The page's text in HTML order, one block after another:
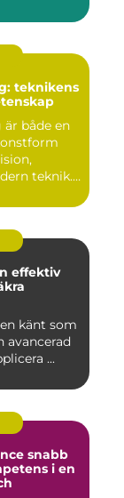
teknikens
både en
teknik.
effektiv
känt som
avancerad
...
i en